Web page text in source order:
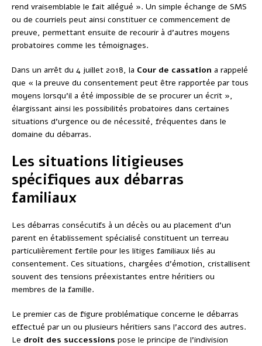
rend vraisemblable le fait allégué ». Un simple échange de SMS
ou de courriels peut ainsi constituer ce commencement de
preuve, permettant ensuite de recourir à d’autres moyens
probatoires comme les témoignages.
Dans un arrêt du 4 juillet 2018, la Cour de cassation a rappelé
que « la preuve du consentement peut être rapportée par tous
moyens lorsqu’il a été impossible de se procurer un écrit »,
élargissant ainsi les possibilités probatoires dans certaines
situations d’urgence ou de nécessité, fréquentes dans le
domaine du débarras.
Les situations litigieuses
spécifiques aux débarras
familiaux
Les débarras consécutifs à un décès ou au placement d’un
parent en établissement spécialisé constituent un terreau
particulièrement fertile pour les litiges familiaux liés au
consentement. Ces situations, chargées d’émotion, cristallisent
souvent des tensions préexistantes entre héritiers ou
membres de la famille.
Le premier cas de figure problématique concerne le débarras
effectué par un ou plusieurs héritiers sans l’accord des autres.
Le droit des successions pose le principe de l’indivision